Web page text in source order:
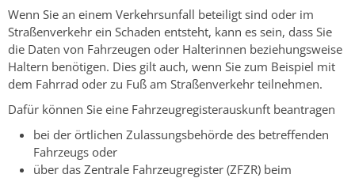
Wenn Sie an einem Verkehrsunfall beteiligt sind oder im
Straßenverkehr ein Schaden entsteht, kann es sein, dass Sie
die Daten von Fahrzeugen oder Halterinnen beziehungsweise
Haltern benötigen. Dies gilt auch, wenn Sie zum Beispiel mit
dem Fahrrad oder zu Fuß am Straßenverkehr teilnehmen.
Dafür können Sie eine Fahrzeugregisterauskunft beantragen
bei der örtlichen Zulassungsbehörde des betreffenden
Fahrzeugs oder
über das Zentrale Fahrzeugregister (ZFZR) beim